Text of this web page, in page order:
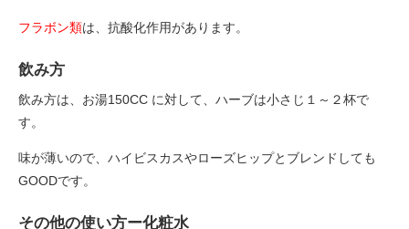
フラボン類は、抗酸化作用があります。
飲み方
飲み方は、お湯150CC に対して、ハーブは小さじ１～２杯で
す。
味が薄いので、ハイビスカスやローズヒップとブレンドしても
GOODです。
その他の使い方ー化粧水